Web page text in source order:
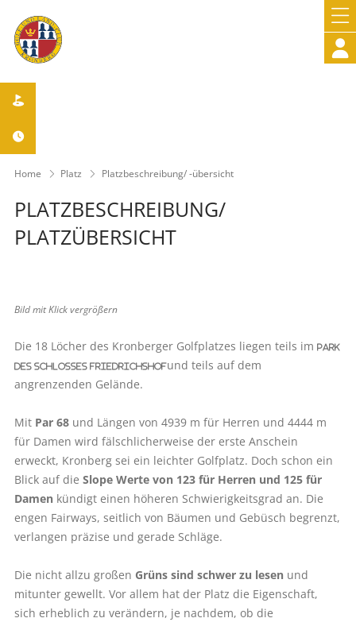



Home Platz Platzbeschreibung/ -übersicht
PLATZBESCHREIBUNG/
PLATZÜBERSICHT
Bild mit Klick vergrößern
Die 18 Löcher des Kronberger Golfplatzes liegen teils im Park
des Schlosses Friedrichshofund teils auf dem
angrenzenden Gelände.
Mit Par 68und Längen von 4939 m für Herren und 4444 m
für Damen wird fälschlicherweise der erste Anschein
erweckt, Kronberg sei ein leichter Golfplatz. Doch schon ein
Blick auf die Slope Werte von 123 für Herren und 125 für
Damen kündigt einen höheren Schwierigkeitsgrad an. Die
engen Fairways, seitlich von Bäumen und Gebüsch begrenzt,
verlangen präzise und gerade Schläge.
Die nicht allzu großen Grüns sind schwer zu lesen und
mitunter gewellt. Vor allem hat der Platz die Eigenschaft,
sich erheblich zu verändern, je nachdem, ob die